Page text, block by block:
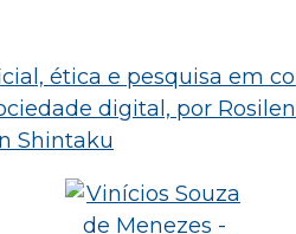
ética e pesquisa em
digital, por
Shintaku